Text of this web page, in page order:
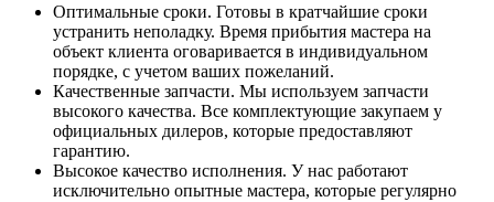
Оптимальные сроки. Готовы в кратчайшие сроки
устранить неполадку. Время прибытия мастера на
объект клиента оговаривается в индивидуальном
порядке, с учетом ваших пожеланий.
Качественные запчасти. Мы используем запчасти
высокого качества. Все комплектующие закупаем у
официальных дилеров, которые предоставляют
гарантию.
Высокое качество исполнения. У нас работают
исключительно опытные мастера, которые регулярно